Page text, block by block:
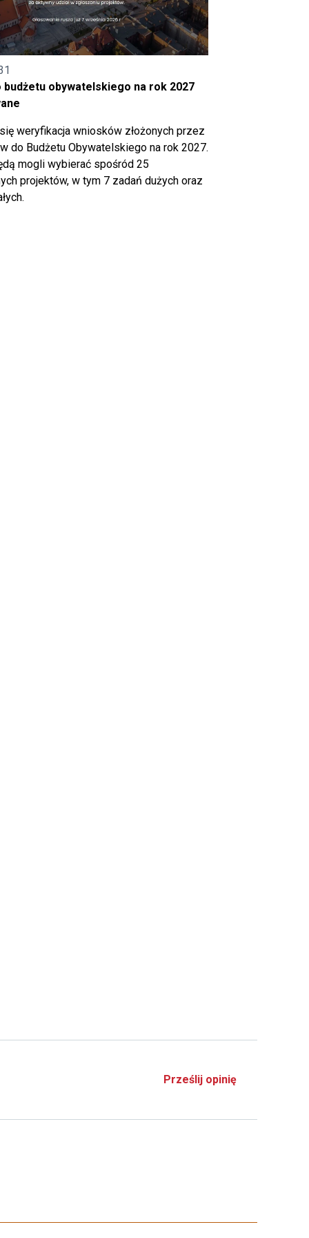
obywatelskiego na rok 2027
weryfikacja wniosków złożonych przez
do Budżetu Obywatelskiego na rok 2027.
mogli wybierać spośród 25
projektów, w tym 7 zadań dużych oraz
Prześlij opinię